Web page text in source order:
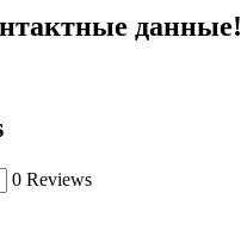
данные!
0 Reviews